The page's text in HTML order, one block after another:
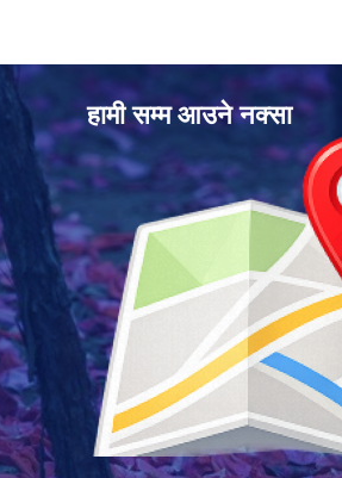
हामी सम्म आउने नक्सा